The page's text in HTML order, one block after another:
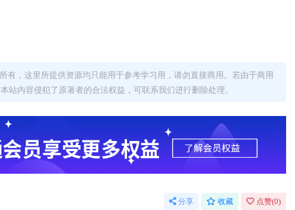
有，这里所提供资源均只能用于参考学习用，请勿直接商用。若由于商用
站内容侵犯了原著者的合法权益，可联系我们进行删除处理。
分享 收藏 点赞(0)